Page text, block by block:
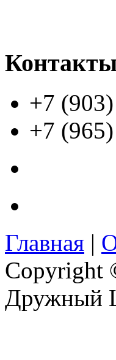
+7
+7
Главная |
Copyright
Дружный